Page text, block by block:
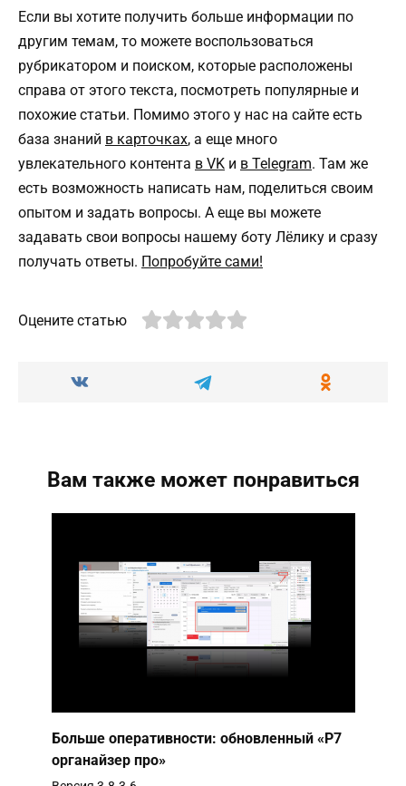
Если вы хотите получить больше информации по
другим темам, то можете воспользоваться
рубрикатором и поиском, которые расположены
справа от этого текста, посмотреть популярные и
похожие статьи. Помимо этого у нас на сайте есть
база знаний в карточках, а еще много
увлекательного контента в VK и в Telegram. Там же
есть возможность написать нам, поделиться своим
опытом и задать вопросы. А еще вы можете
задавать свои вопросы нашему боту Лёлику и сразу
получать ответы. Попробуйте сами!
Оцените статью
Вам также может понравиться
Больше оперативности: обновленный «Р7
органайзер про»